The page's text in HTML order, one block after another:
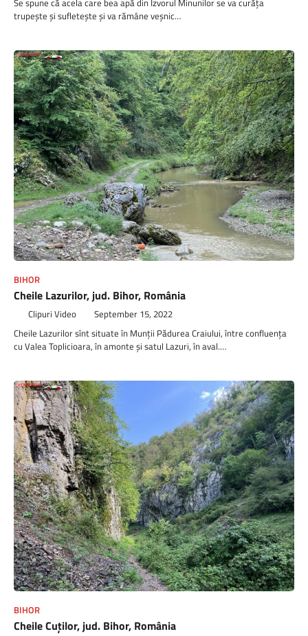
trupește și sufletește și va rămâne veșnic…
BIHOR
Cheile Lazurilor, jud. Bihor, România
Clipuri Video September 15, 2022
Cheile Lazurilor sînt situate în Munții Pădurea Craiului, între confluenţa
cu Valea Toplicioara, în amonte şi satul Lazuri, în aval.…
BIHOR
Cheile Cuților, jud. Bihor, România